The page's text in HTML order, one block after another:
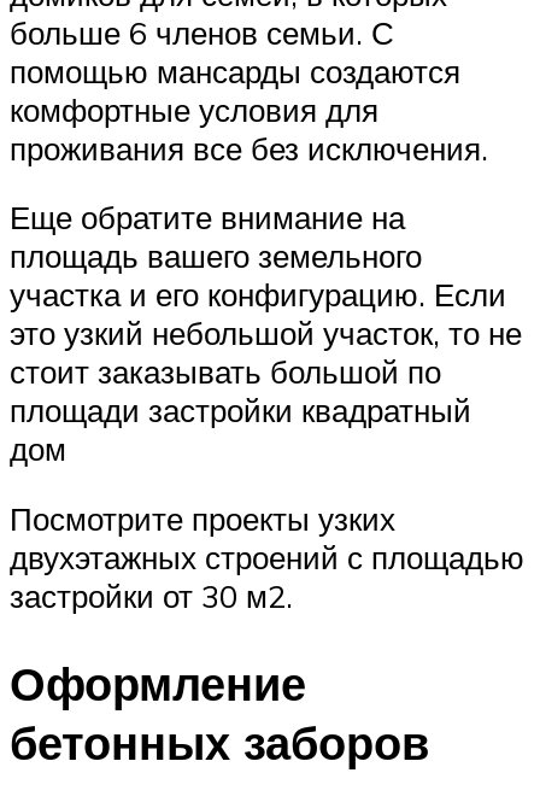
больше 6 членов семьи. С
помощью мансарды создаются
комфортные условия для
проживания все без исключения.
Еще обратите внимание на
площадь вашего земельного
участка и его конфигурацию. Если
это узкий небольшой участок, то не
стоит заказывать большой по
площади застройки квадратный
дом
Посмотрите проекты узких
двухэтажных строений с площадью
застройки от 30 м2.
Оформление
бетонных заборов